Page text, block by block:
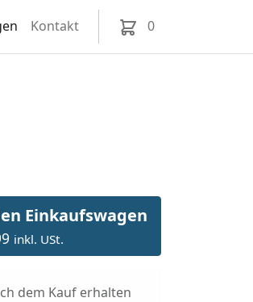
Kontakt 0
Einkaufswagen
inkl. USt.
dem Kauf erhalten